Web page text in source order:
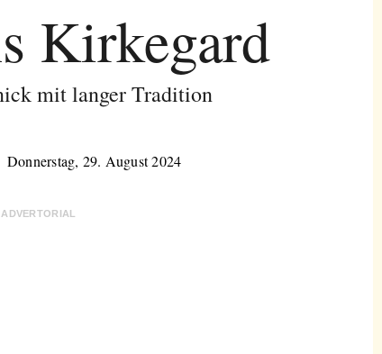
Kirkegard
mit langer Tradition
Donnerstag, 29. August 2024
ADVERTORIAL